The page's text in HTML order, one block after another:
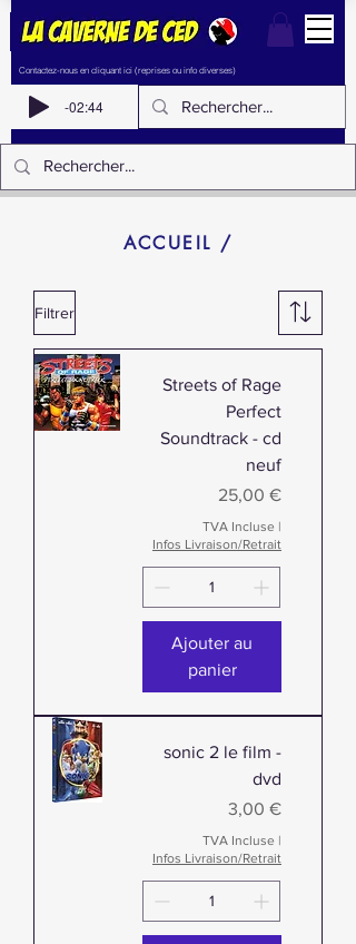
Contactez-nous en cliquant ici (reprises ou info diverses)
-02:44
ACCUEIL /
Filtrer
Streets of Rage
Perfect
Soundtrack - cd
neuf
Prix
25,00 €
TVA Incluse |
Infos Livraison/Retrait
Ajouter au
panier
sonic 2 le film -
dvd
Prix
3,00 €
TVA Incluse |
Infos Livraison/Retrait